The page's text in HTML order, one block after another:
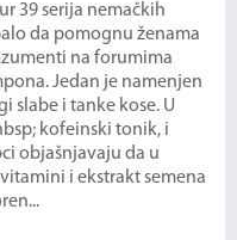
39 serija nemačkih
da pomognu ženama
na forumima
Jedan je namenjen
slabe i tanke kose. U
kofeinski tonik, i
objašnjavaju da u
i ekstrakt semena